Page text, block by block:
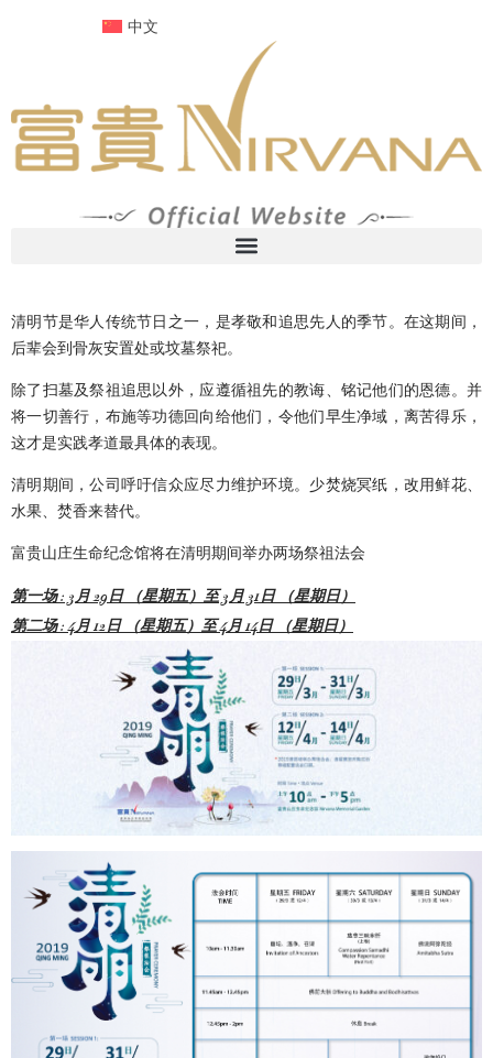
中文
清明节是华人传统节日之一，是孝敬和追思先人的季节。在这期间，
后辈会到骨灰安置处或坟墓祭祀。
除了扫墓及祭祖追思以外，应遵循祖先的教诲、铭记他们的恩德。并
将一切善行，布施等功德回向给他们，令他们早生净域，离苦得乐，
这才是实践孝道最具体的表现。
清明期间，公司呼吁信众应尽力维护环境。少焚烧冥纸，改用鲜花、
水果、焚香来替代。
富贵山庄生命纪念馆将在清明期间举办两场祭祖法会
第一场 : 3月 29日 （星期五）至 3月 31日 （星期日）
第二场 : 4月 12日 （星期五）至 4月 14日 （星期日）